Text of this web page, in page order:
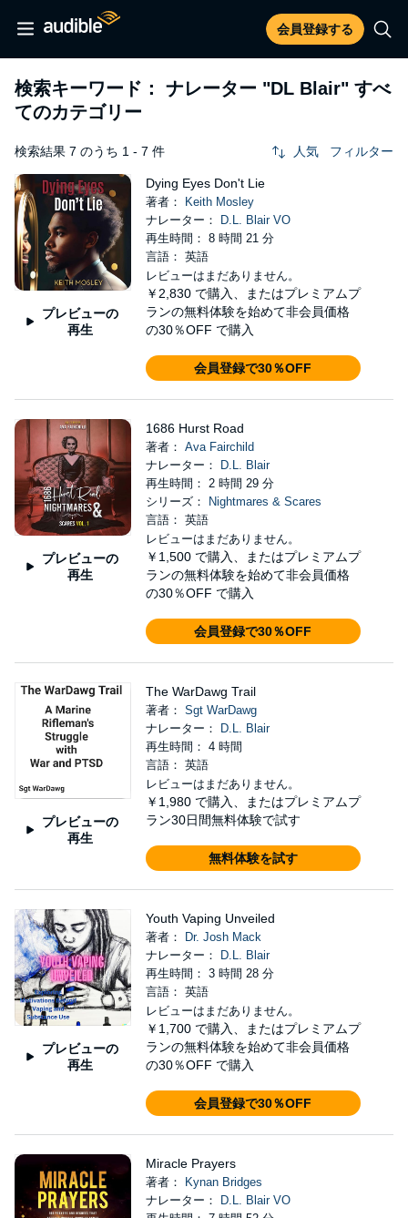
会員登録する
検索キーワード： ナレーター "DL Blair" すべ
てのカテゴリー
検索結果 7 のうち 1 - 7 件 人気 フィルター
プレビューの
再生
Dying Eyes Don't Lie
著者：
Keith Mosley
ナレーター：
D.L. Blair VO
再生時間： 8 時間 21 分
言語： 英語
レビューはまだありません。
￥2,830 で購入、またはプレミアムプ
ランの無料体験を始めて非会員価格
の30％OFF で購入
会員登録で30％OFF
プレビューの
再生
1686 Hurst Road
著者： Ava Fairchild
ナレーター：
D.L. Blair
再生時間： 2 時間 29 分
シリーズ：
Nightmares & Scares
言語： 英語
レビューはまだありません。
￥1,500 で購入、またはプレミアムプ
ランの無料体験を始めて非会員価格
の30％OFF で購入
会員登録で30％OFF
プレビューの
再生
The WarDawg Trail
著者： Sgt WarDawg
ナレーター：
D.L. Blair
再生時間： 4 時間
言語： 英語
レビューはまだありません。
￥1,980 で購入、またはプレミアムプ
ラン30日間無料体験で試す
無料体験を試す
プレビューの
再生
Youth Vaping Unveiled
著者：
Dr. Josh Mack
ナレーター：
D.L. Blair
再生時間： 3 時間 28 分
言語： 英語
レビューはまだありません。
￥1,700 で購入、またはプレミアムプ
ランの無料体験を始めて非会員価格
の30％OFF で購入
会員登録で30％OFF
Miracle Prayers
著者：
Kynan Bridges
ナレーター：
D.L. Blair VO